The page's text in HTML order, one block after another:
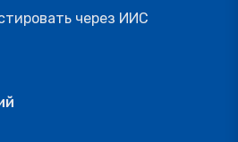
через ИИС